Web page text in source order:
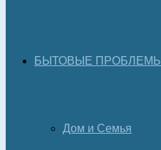
БЫТОВЫЕ ПРОБЛЕМЫ
Дом и Семья